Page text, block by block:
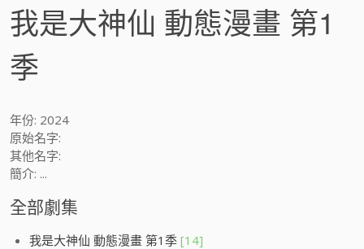
我是大神仙 動態漫畫 第1
季
年份: 2024
原始名字:
其他名字:
簡介: ...
全部劇集
我是大神仙 動態漫畫 第1季 [14]